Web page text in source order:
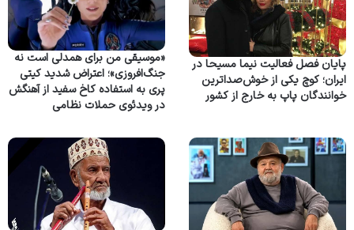
پایان فصل فعالیت نیما مسیحا در
ایران؛ کوچ یکی از خوش‌صداترین
خوانندگان پاپ به خارج از کشور
«موسیقی من برای همدلی است نه
جنگ‌افروزی»؛ اعتراض شدید کیتی
پری به استفاده کاخ سفید از آهنگش
در ویدئوی حملات نظامی